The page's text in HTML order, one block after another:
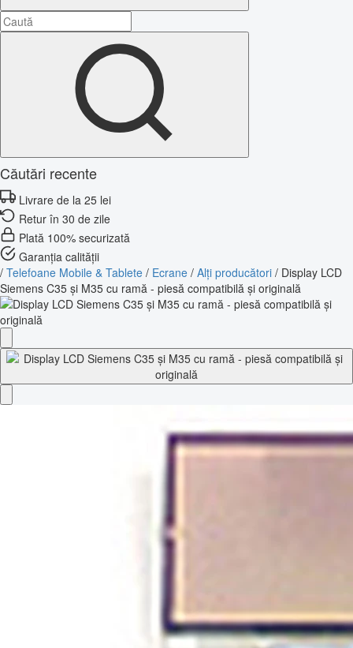
Căutări recente
Livrare de la 25 lei
Retur în 30 de zile
Plată 100% securizată
Garanția calității
/ Telefoane Mobile & Tablete / Ecrane / Alți producători / Display LCD
Siemens C35 și M35 cu ramă - piesă compatibilă și originală